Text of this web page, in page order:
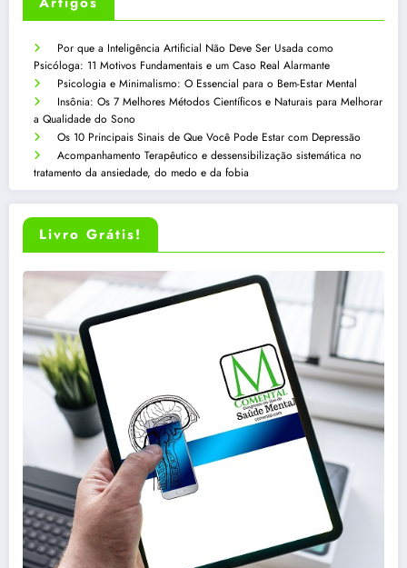
Por que a Inteligência Artificial Não Deve Ser Usada como
Psicóloga: 11 Motivos Fundamentais e um Caso Real Alarmante
Psicologia e Minimalismo: O Essencial para o Bem-Estar Mental
Insônia: Os 7 Melhores Métodos Científicos e Naturais para Melhorar
a Qualidade do Sono
Os 10 Principais Sinais de Que Você Pode Estar com Depressão
Acompanhamento Terapêutico e dessensibilização sistemática no
tratamento da ansiedade, do medo e da fobia
Livro Grátis!